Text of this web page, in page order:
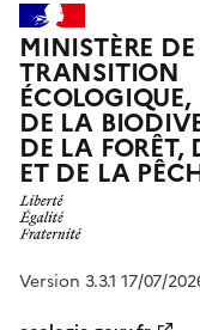
MINISTÈRE
TRANSITION
ÉCOLOGIQUE,
DE LA
DE LA FORÊT,
ET DE LA
Version 3.3.1 17/07/